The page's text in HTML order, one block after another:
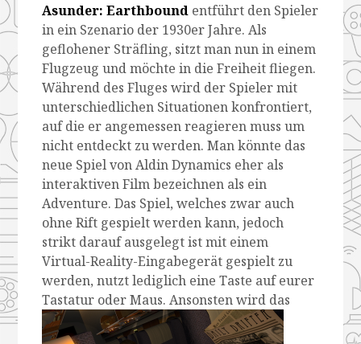
Asunder: Earthbound entführt den Spieler
in ein Szenario der 1930er Jahre. Als
geflohener Sträfling, sitzt man nun in einem
Flugzeug und möchte in die Freiheit fliegen.
Während des Fluges wird der Spieler mit
unterschiedlichen Situationen konfrontiert,
auf die er angemessen reagieren muss um
nicht entdeckt zu werden. Man könnte das
neue Spiel von Aldin Dynamics eher als
interaktiven Film bezeichnen als ein
Adventure. Das Spiel, welches zwar auch
ohne Rift gespielt werden kann, jedoch
strikt darauf ausgelegt ist mit einem
Virtual-Reality-Eingabegerät gespielt zu
werden, nutzt lediglich eine Taste auf eurer
Tastatur oder Maus.Ansonsten wird das